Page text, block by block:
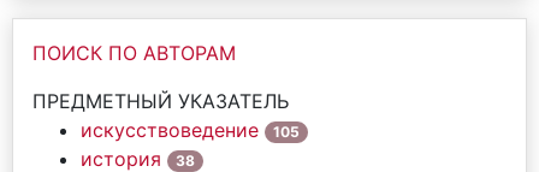
ПОИСК ПО АВТОРАМ
ПРЕДМЕТНЫЙ УКАЗАТЕЛЬ
искусствоведение
105
история 38